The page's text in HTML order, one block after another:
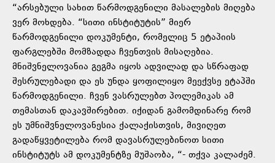
“არსებული სახით წარმოდგენილი მასალების მიღება
ვერ მოხდება. “სითი ინსტიტუტის” მიერ
წარმოდგენილი დოკუმენტი, რომელიც 5 ეტაპიის
ფარგლებში მომზადდა ჩვენთვის მისაღებია.
მნიშვნელოვანია გეგმა იყოს ადვილად და სწრაფად
შესრულებადი და ეს უნდა ყოფილიყო მეექვსე ეტაპში
წარმოდგენილი. ჩვენ ვასრულებთ პოლემიკას ამ
თემასთან დაკავშირებით. იქიდან გამომდინარე რომ
ეს უმნიშვნელოვანესია ქალაქისთვის, მივიღეთ
გადაწყვეტილება რომ დავასრულებინოთ სითი
ინსტიტუტს ამ დოკუმენტზე მუშაობა, “- თქვა კალაძემ.